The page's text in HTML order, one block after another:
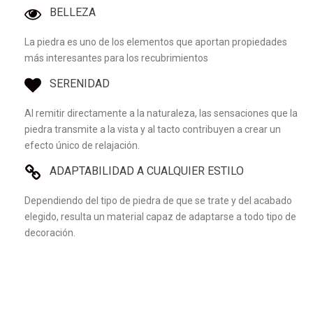
BELLEZA
La piedra es uno de los elementos que aportan propiedades
más interesantes para los recubrimientos
SERENIDAD
Al remitir directamente a la naturaleza, las sensaciones que la
piedra transmite a la vista y al tacto contribuyen a crear un
efecto único de relajación.
ADAPTABILIDAD A CUALQUIER ESTILO
Dependiendo del tipo de piedra de que se trate y del acabado
elegido, resulta un material capaz de adaptarse a todo tipo de
decoración.